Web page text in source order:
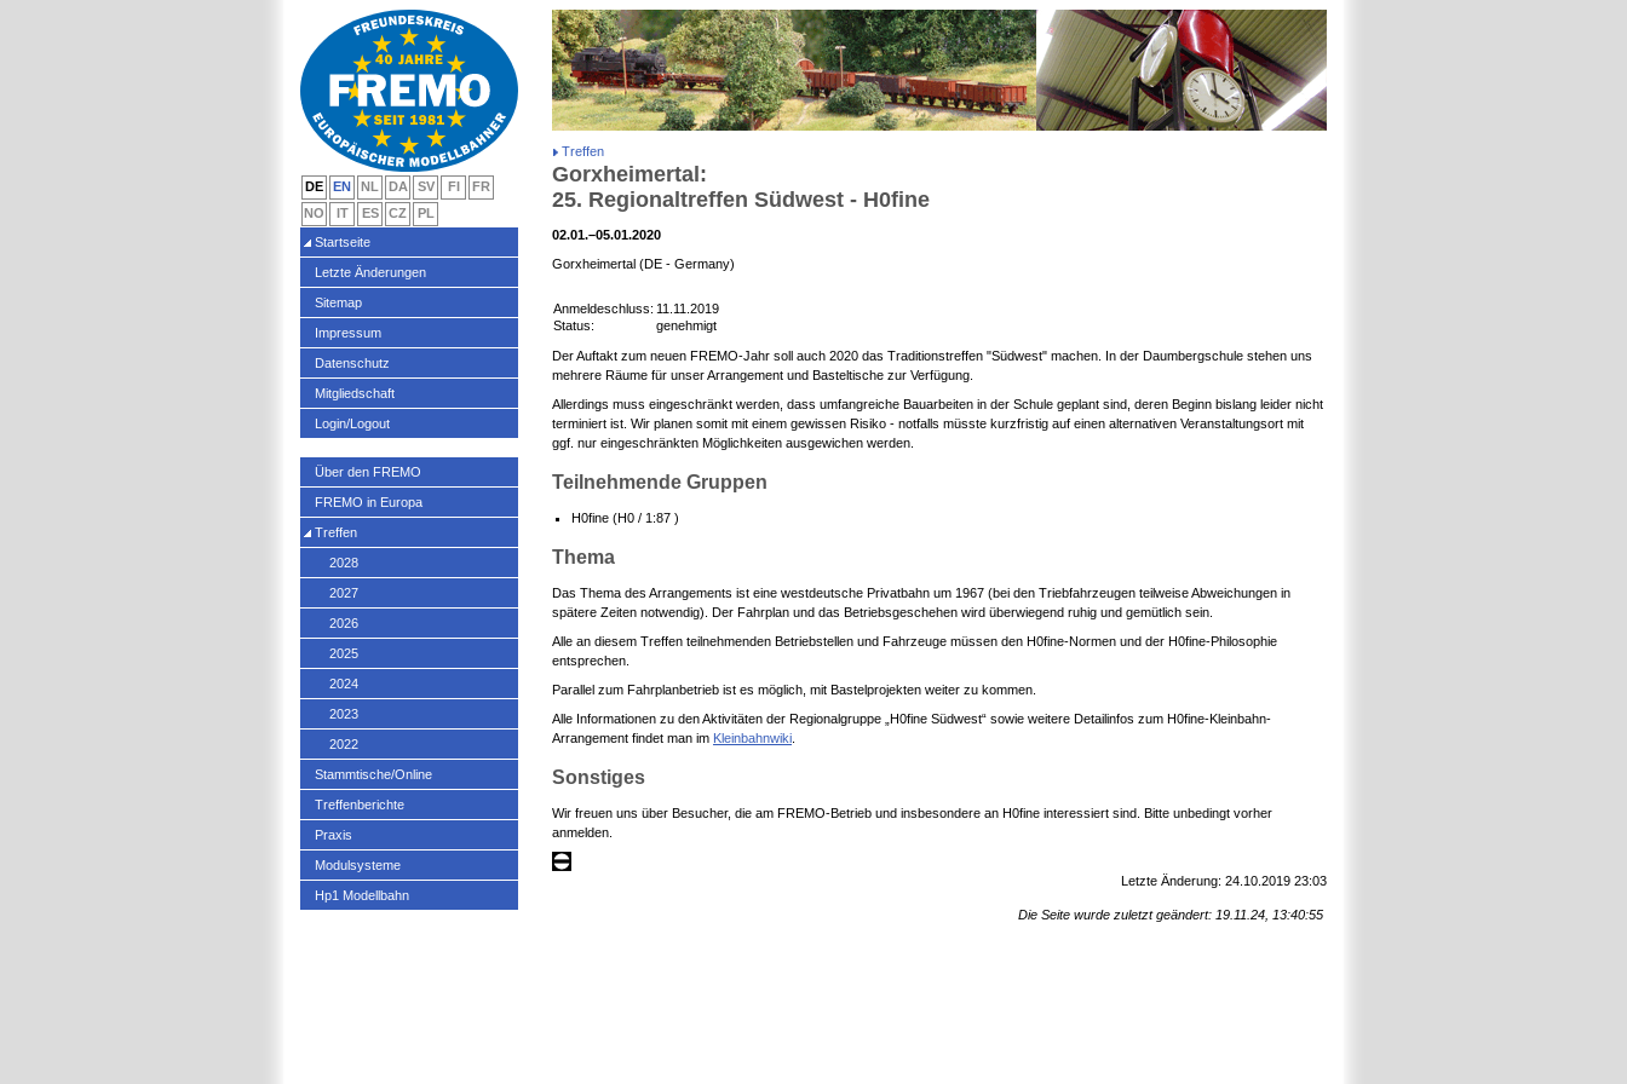
Treffen
Gorxheimertal:
25. Regionaltreffen Südwest - H0fine
02.01.–05.01.2020
Gorxheimertal (DE - Germany)
Anmeldeschluss: 11.11.2019
Status:
genehmigt
Der Auftakt zum neuen FREMO-Jahr soll auch 2020 das Traditionstreffen "Südwest" machen. In der Daumbergschule stehen uns
mehrere Räume für unser Arrangement und Basteltische zur Verfügung.
Allerdings muss eingeschränkt werden, dass umfangreiche Bauarbeiten in der Schule geplant sind, deren Beginn bislang leider nicht
terminiert ist. Wir planen somit mit einem gewissen Risiko - notfalls müsste kurzfristig auf einen alternativen Veranstaltungsort mit
ggf. nur eingeschränkten Möglichkeiten ausgewichen werden.
Teilnehmende Gruppen
H0fine (H0 / 1:87 )
Thema
Das Thema des Arrangements ist eine westdeutsche Privatbahn um 1967 (bei den Triebfahrzeugen teilweise Abweichungen in
spätere Zeiten notwendig). Der Fahrplan und das Betriebsgeschehen wird überwiegend ruhig und gemütlich sein.
Alle an diesem Treffen teilnehmenden Betriebstellen und Fahrzeuge müssen den H0fine-Normen und der H0fine-Philosophie
entsprechen.
Parallel zum Fahrplanbetrieb ist es möglich, mit Bastelprojekten weiter zu kommen.
Alle Informationen zu den Aktivitäten der Regionalgruppe „H0fine Südwest“ sowie weitere Detailinfos zum H0fine-Kleinbahn-
Arrangement findet man im Kleinbahnwiki
Sonstiges
Wir freuen uns über Besucher, die am FREMO-Betrieb und insbesondere an H0fine interessiert sind. Bitte unbedingt vorher
anmelden.
Letzte Änderung: 24.10.2019 23:03
Die Seite wurde zuletzt geändert: 19.11.24, 13:40:55
DE EN NL DA SV FI
FR
NO
IT ES CZ
PL
Startseite
Letzte Änderungen
Sitemap
Impressum
Datenschutz
Mitgliedschaft
Login/Logout
Über den FREMO
FREMO in Europa
Treffen
2028
2027
2026
2025
2024
2023
2022
Stammtische/Online
Treffenberichte
Praxis
Modulsysteme
Hp1 Modellbahn